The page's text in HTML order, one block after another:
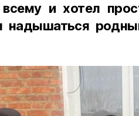
и хотел
надышаться